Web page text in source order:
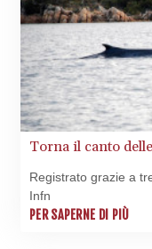
Torna il canto
Registrato grazie a
Infn
PER SAPERNE DI PIÙ